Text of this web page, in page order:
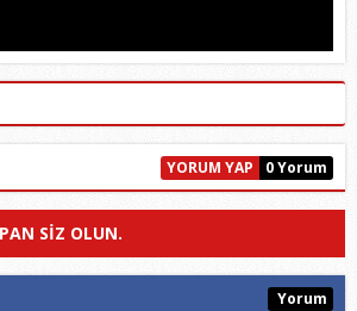
0 Yorum
YORUM YAP
SIZ OLUN.
Yorum